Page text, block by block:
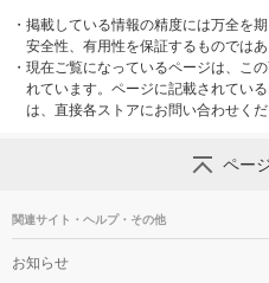
・ 掲載している情報の精度には万全を
安全性、有用性を保証するものではあ
・ 現在ご覧になっているページは、こ
れています。ページに記載されてい
は、直接各ストアにお問い合わせくだ
ペー
関連サイト・ヘルプ・その他
お知らせ